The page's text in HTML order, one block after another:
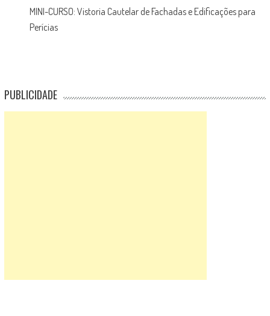
MINI-CURSO: Vistoria Cautelar de Fachadas e Edificações para
Perícias
PUBLICIDADE